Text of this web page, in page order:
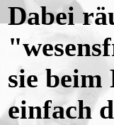
Dabei
sie
einfach